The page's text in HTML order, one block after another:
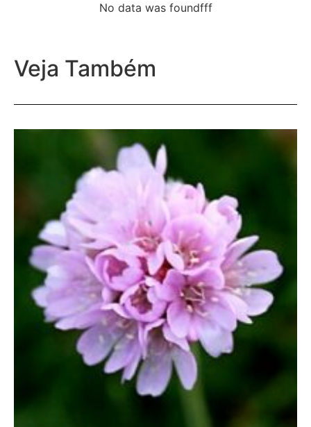
No data was foundfff
Veja Também